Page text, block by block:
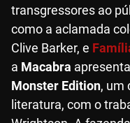
transgressores ao
como a aclamada
Clive Barker, e
a Macabra
Monster Edition, um
literatura, com o